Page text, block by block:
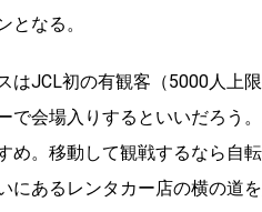
となる。
はJCL初の有観客（5000人上
で会場入りするといいだろう
め。移動して観戦するなら自
にあるレンタカー店の横の道